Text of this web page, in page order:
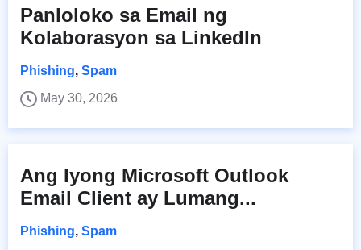
Panloloko sa Email ng
Kolaborasyon sa LinkedIn
Phishing, Spam
May 30, 2026
Ang Iyong Microsoft Outlook
Email Client ay Lumang...
Phishing, Spam